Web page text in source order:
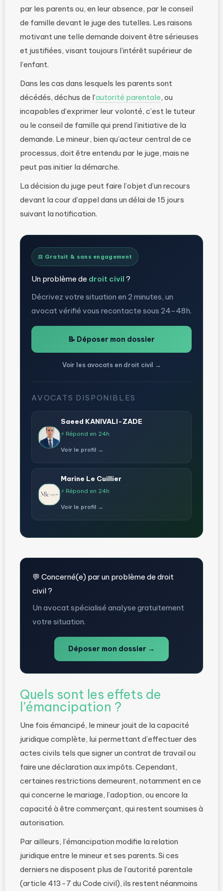
par les parents ou, en leur absence, par le conseil
de famille devant le juge des tutelles. Les raisons
motivant une telle demande doivent être sérieuses
et justifiées, visant toujours l’intérêt supérieur de
l’enfant.
Dans les cas dans lesquels les parents sont
décédés, déchus de l’autorité parentale, ou
incapables d’exprimer leur volonté, c’est le tuteur
ou le conseil de famille qui prend l’initiative de la
demande. Le mineur, bien qu’acteur central de ce
processus, doit être entendu par le juge, mais ne
peut pas initier la démarche.
La décision du juge peut faire l’objet d’un recours
devant la cour d’appel dans un délai de 15 jours
suivant la notification.
⚖️ Gratuit & sans engagement
Un problème de droit civil ?
Décrivez votre situation en 2 minutes, un
avocat vérifié vous recontacte sous 24-48h.
📝 Déposer mon dossier
Voir les avocats en droit civil →
AVOCATS DISPONIBLES
Saeed KANIVALI-ZADE
⚡ Répond en 24h
Voir le profil →
Marine Le Cuillier
⚡ Répond en 24h
Voir le profil →
💬 Concerné(e) par un problème de droit
civil ?
Un avocat spécialisé analyse gratuitement
votre situation.
Déposer mon dossier →
Quels sont les effets de
l’émancipation ?
Une fois émancipé, le mineur jouit de la capacité
juridique complète, lui permettant d’effectuer des
actes civils tels que signer un contrat de travail ou
faire une déclaration aux impôts. Cependant,
certaines restrictions demeurent, notamment en ce
qui concerne le mariage, l’adoption, ou encore la
capacité à être commerçant, qui restent soumises à
autorisation.
Par ailleurs, l’émancipation modifie la relation
juridique entre le mineur et ses parents. Si ces
derniers ne disposent plus de l’autorité parentale
(article 413-7 du Code civil), ils restent néanmoins